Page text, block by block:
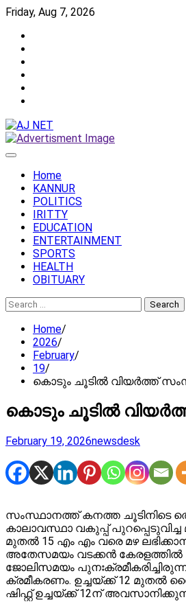
Skip
content
Friday, Aug 7, 2026
Home
KANNUR
POLITICS
IRITTY
EDUCATION
ENTERTAINMENT
SPORTS
HEALTH
OBITUARY
Search
for:
Home
2026
February
19
കൊടും ചൂടിൽ വിയർത്ത്
കൊടും ചൂടിൽ
February 19, 2026newsdesk
സംസ്ഥാനത്ത് കനത്ത ചൂടിനിടെ
കാലാവസ്ഥാ വകുപ്പ്
മുതൽ 15 എം എം വരെ മഴ
അതേസമയം വടക്കൻ കേരളത്തിൽ
ജോലിസമയം
ക്രമീകരണം. ഉച്ചയ്ക്ക് 12 മുതൽ
ഷിഫ്റ്റ് ഉച്ചയ്ക്ക് 12ന്